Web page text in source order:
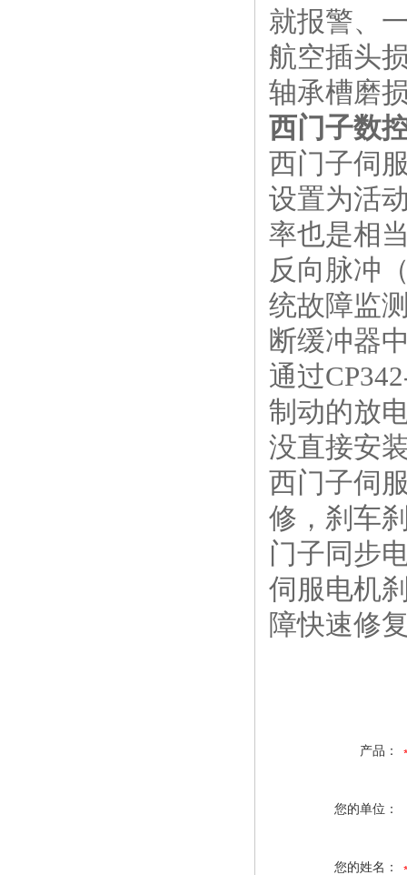
就报警、
航空插头
轴承槽磨
西门子数
西门子伺
设置为活
率也是相
反向脉冲
统故障监
断缓冲器
通过
制动的放
没直接安
西门子伺
修，刹车
门子同步
伺服电机
障快速修
产品：
您的单位：
您的姓名：